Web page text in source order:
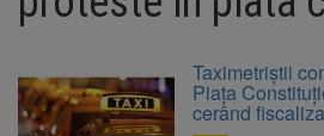
Piața Star din Brașov au fost
Taximetriștii
Piața
cerând